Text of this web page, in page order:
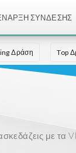
ΣΎΝΔΕΣΗΣ
Δράση Top
με τα